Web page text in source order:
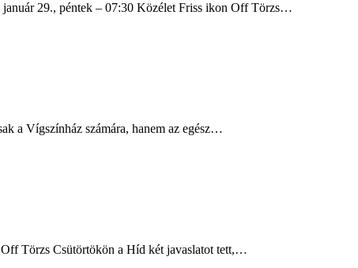
január 29., péntek – 07:30 Közélet Friss ikon Off Törzs…
a Vígszínház számára, hanem az egész…
Törzs Csütörtökön a Híd két javaslatot tett,…